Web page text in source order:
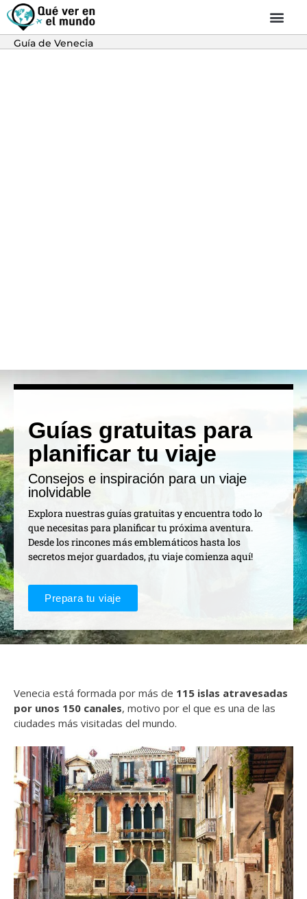
Guía de Venecia
Guías gratuitas para
planificar tu viaje
Consejos e inspiración para un viaje
inolvidable
Explora nuestras guías gratuitas y encuentra todo lo
que necesitas para planificar tu próxima aventura.
Desde los rincones más emblemáticos hasta los
secretos mejor guardados, ¡tu viaje comienza aquí!
Prepara tu viaje
Venecia está formada por más de 115 islas atravesadas
por unos 150 canales, motivo por el que es una de las
ciudades más visitadas del mundo.